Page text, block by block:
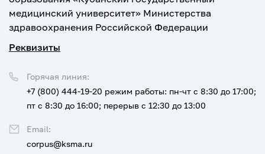
медицинский университет» Министерства
здравоохранения Российской Федерации
Реквизиты
Горячая линия:
+7 (800) 444-19-20 режим работы: пн-чт с 8:30 до 17:00;
пт с 8:30 до 16:00; перерыв с 12:30 до 13:00
Email:
corpus@ksma.ru